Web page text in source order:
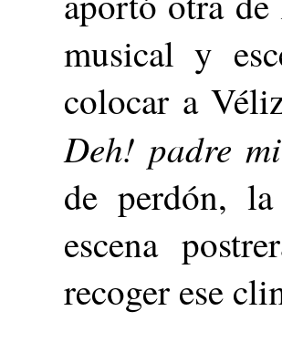
musical y
colocar a
Deh! padre
de perdón,
escena
recoger ese